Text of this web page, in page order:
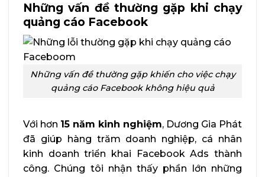
Những vấn đề thường gặp khi chạy
quảng cáo Facebook
Những vấn đề thường gặp khiến cho việc chạy
quảng cáo Facebook không hiệu quả
Với hơn 15 năm kinh nghiệm, Dương Gia Phát
đã giúp hàng trăm doanh nghiệp, cá nhân
kinh doanh triển khai Facebook Ads thành
công. Chúng tôi nhận thấy phần lớn những